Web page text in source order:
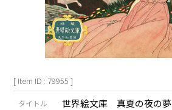
[ Item ID : 79955 ]
タイトル 世界絵文庫 真夏の夜の夢